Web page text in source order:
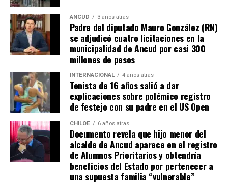
ANCUD 3 años atras
Padre del diputado Mauro González (RN)
se adjudicó cuatro licitaciones en la
municipalidad de Ancud por casi 300
millones de pesos
INTERNACIONAL 4 años atras
Tenista de 16 años salió a dar
explicaciones sobre polémico registro
de festejo con su padre en el US Open
CHILOE 6 años atras
Documento revela que hijo menor del
alcalde de Ancud aparece en el registro
de Alumnos Prioritarios y obtendría
beneficios del Estado por pertenecer a
una supuesta familia “vulnerable”